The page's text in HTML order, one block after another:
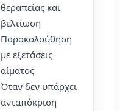
θεραπείας και
βελτίωση
Παρακολούθηση
με εξετάσεις
αίματος
Όταν δεν υπάρχει
ανταπόκριση